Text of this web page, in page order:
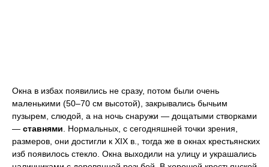
Окна в избах появились не сразу, потом были очень
маленькими (50–70 см высотой), закрывались бычьим
пузырем, слюдой, а на ночь снаружи — дощатыми створками
— ставнями . Нормальных, с сегодняшней точки зрения,
размеров, они достигли к ХIХ в., тогда же в окнах крестьянских
изб появилось стекло. Окна выходили на улицу и украшались